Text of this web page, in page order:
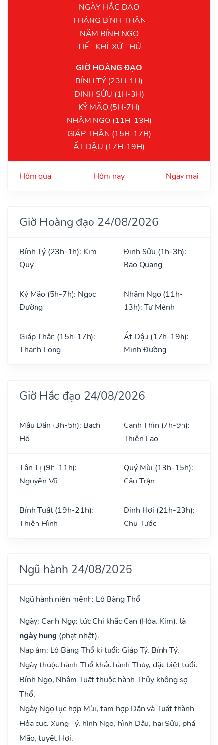
NGÀY HẮC ĐẠO
THÁNG BÍNH THÂN
NĂM BÍNH NGỌ
TIẾT KHÍ: XỬ THỬ
GIỜ HOÀNG ĐẠO
BÍNH TÝ (23H-1H)
ĐINH SỬU (1H-3H)
KỶ MÃO (5H-7H)
NHÂM NGỌ (11H-13H)
GIÁP THÂN (15H-17H)
ẤT DẬU (17H-19H)
Hôm qua Hôm nay Ngày mai
Giờ Hoàng đạo 24/08/2026
Bính Tý (23h-1h): Kim
Quỹ
Đinh Sửu (1h-3h):
Bảo Quang
Kỷ Mão (5h-7h): Ngọc
Đường
Nhâm Ngọ (11h-
13h): Tư Mệnh
Giáp Thân (15h-17h):
Thanh Long
Ất Dậu (17h-19h):
Minh Đường
Giờ Hắc đạo 24/08/2026
Mậu Dần (3h-5h): Bạch
Hổ
Canh Thìn (7h-9h):
Thiên Lao
Tân Tị (9h-11h):
Nguyên Vũ
Quý Mùi (13h-15h):
Câu Trận
Bính Tuất (19h-21h):
Thiên Hình
Đinh Hợi (21h-23h):
Chu Tước
Ngũ hành 24/08/2026
Ngũ hành niên mệnh: Lộ Bàng Thổ
Ngày: Canh Ngọ; tức Chi khắc Can (Hỏa, Kim), là
ngày hung (phạt nhật).
Nạp âm: Lộ Bàng Thổ kị tuổi: Giáp Tý, Bính Tý.
Ngày thuộc hành Thổ khắc hành Thủy, đặc biệt tuổi:
Bính Ngọ, Nhâm Tuất thuộc hành Thủy không sợ
Thổ.
Ngày Ngọ lục hợp Mùi, tam hợp Dần và Tuất thành
Hỏa cục. Xung Tý, hình Ngọ, hình Dậu, hại Sửu, phá
Mão, tuyệt Hợi.